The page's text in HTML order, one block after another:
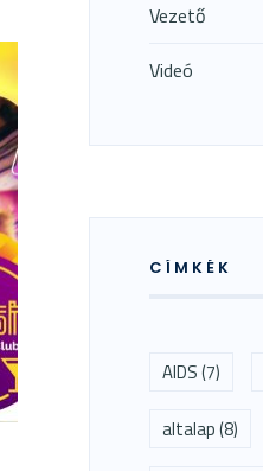
Vezető
Videó
CÍMKÉK
AIDS(7)
altalap(8)